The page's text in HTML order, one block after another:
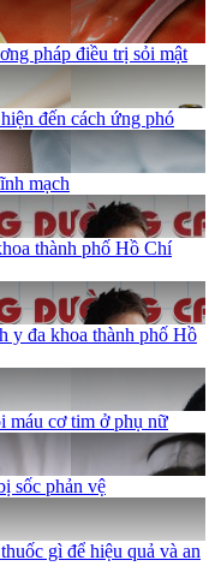
pháp điều trị sỏi mật
đến cách ứng phó
mạch
thành phố Hồ Chí
y đa khoa thành phố Hồ
máu cơ tim ở phụ nữ
sốc phản vệ
gì để hiệu quả và an